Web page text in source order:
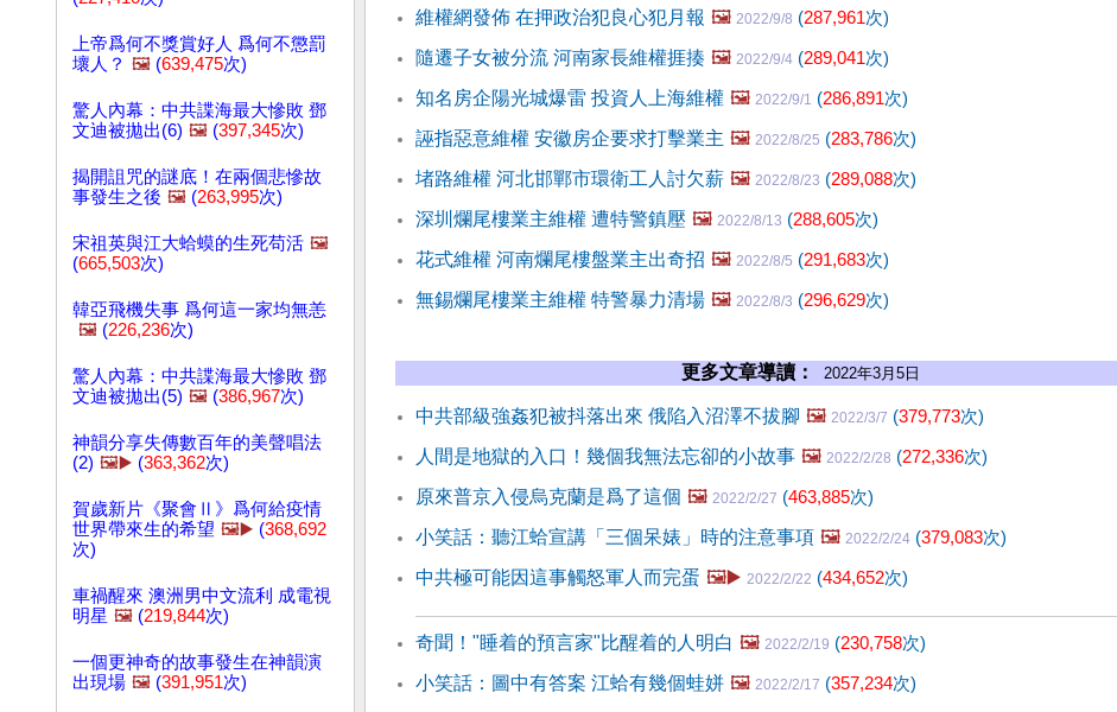
上帝爲何不獎賞好人 爲何不懲罰
壞人？ 🖼️ (639,475次)
驚人內幕：中共諜海最大慘敗 鄧
文迪被拋出(6) 🖼️ (397,345次)
揭開詛咒的謎底！在兩個悲慘故
事發生之後 🖼️ (263,995次)
宋祖英與江大蛤蟆的生死苟活 🖼️
(665,503次)
韓亞飛機失事 爲何這一家均無恙
🖼️ (226,236次)
驚人內幕：中共諜海最大慘敗 鄧
文迪被拋出(5) 🖼️ (386,967次)
神韻分享失傳數百年的美聲唱法
(2) 🖼️▶️ (363,362次)
賀歲新片《聚會Ⅱ》爲何給疫情
世界帶來生的希望 🖼️▶️ (368,692
次)
車禍醒來 澳洲男中文流利 成電視
明星 🖼️ (219,844次)
一個更神奇的故事發生在神韻演
出現場 🖼️ (391,951次)
維權網發佈 在押政治犯良心犯月報 🖼️ 2022/9/8 (287,961次)
隨遷子女被分流 河南家長維權捱揍 🖼️ 2022/9/4 (289,041次)
知名房企陽光城爆雷 投資人上海維權 🖼️ 2022/9/1 (286,891次)
誣指惡意維權 安徽房企要求打擊業主 🖼️ 2022/8/25 (283,786次)
堵路維權 河北邯鄲市環衛工人討欠薪 🖼️ 2022/8/23 (289,088次)
深圳爛尾樓業主維權 遭特警鎮壓 🖼️ 2022/8/13 (288,605次)
花式維權 河南爛尾樓盤業主出奇招 🖼️ 2022/8/5 (291,683次)
無錫爛尾樓業主維權 特警暴力清場 🖼️ 2022/8/3 (296,629次)
更多文章導讀： 2022年3月5日
中共部級強姦犯被抖落出來 俄陷入沼澤不拔腳 🖼️ 2022/3/7 (379,773次)
人間是地獄的入口！幾個我無法忘卻的小故事 🖼️ 2022/2/28 (272,336次)
原來普京入侵烏克蘭是爲了這個 🖼️ 2022/2/27 (463,885次)
小笑話：聽江蛤宣講「三個呆婊」時的注意事項 🖼️ 2022/2/24 (379,083次)
中共極可能因這事觸怒軍人而完蛋 🖼️▶️ 2022/2/22 (434,652次)
奇聞！"睡着的預言家"比醒着的人明白 🖼️ 2022/2/19 (230,758次)
小笑話：圖中有答案 江蛤有幾個蛙姘 🖼️ 2022/2/17 (357,234次)